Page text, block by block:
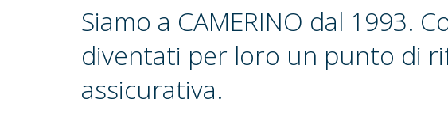
Siamo a CAMERINO dal 1993.
diventati per loro un punto di
assicurativa.